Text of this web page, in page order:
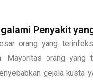
Penyakit
orang yang
Mayoritas orang
gejala kusta